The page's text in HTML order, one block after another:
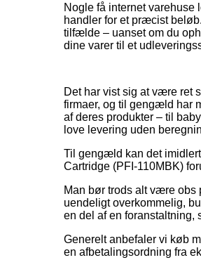
Nogle få internet varehuse
handler for et præcist
tilfælde – uanset om du
dine varer til et
Det har vist sig at være ret
firmaer, og til gengæld har
af deres produkter – til
love levering uden
Til gengæld kan det
Cartridge (PFI-110MBK)
Man bør trods alt være obs
uendeligt overkommelig,
en del af en foranstaltning,
Generelt anbefaler vi køb
en afbetalingsordning fra